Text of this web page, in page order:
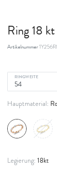
Ring 18
Artikelnummer
RINGWEITE
Hauptmaterial:
Legierung: 18kt